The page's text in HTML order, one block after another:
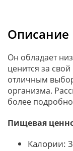
Описание
Он обладает
ценится за
отличным
организма.
более
Пищевая
Калории: